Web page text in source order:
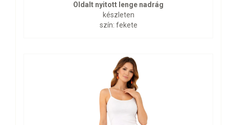
Oldalt nyitott lenge nadrág
készleten
szín: fekete